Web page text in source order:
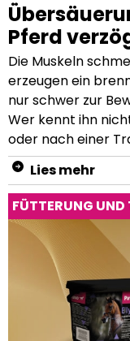
Pferd
Die Muskeln schmerzen, verschiedene Muskelpartien erzeugen ein brennendes Gefühl und man kann sich nur schwer zur Bewegung motivieren – Muskelkater. Wer kennt ihn nicht? Nach einem intensiven Training oder nach einer Trainingspause tritt er auch bei Sportlern immer wieder auf. Muskelkater kommt natürlich nicht nur beim Menschen vor, sondern auch bei Pferden kann es zu einer Übersäuerung der Muskulatur kommen. Woher kommt die Übersäuerung? Wie kann die Muskelübersäuerung hinausgezögert werden? Und kann Spezialfutter die Muskeln des Pferdes unterstützen? Ein Pferd ist ein ausgezeichneter Athlet. Von Natur aus ist es ein Fluchttier und daher in der Lage schnell zu reagieren und sich in Bewegung zu setzen. Bei dieser Reaktion müssen die Muskeln blitzschnell viel Energie freisetzen. Diese Energie, welche die Muskeln zur Bewegung benötigen, kann auf 3 verschiedene Arten geliefert werden: Durch vollständige Verbrennung von Kohlenhydraten und Fetten (aerob). Durch Spaltung von Adenosintriphosphat (ATP) und Kreatinphosphat. Durch unvollständigen Abbau von Glukose, wodurch Milchsäure (Laktat) entsteht (anaerobe Glykolyse). Eine Übersäuerung entsteht, wenn zu viele, im Körper sauer wirkende Stoffe entstehen und die körpereigenen Puffersysteme überlasten. Hierdurch können die sauren Stoffwechselprodukte nicht adäquat neutralisiert und ausgeschieden werden. Dies ist kann auch bei der anaeroben Glykolyse der Fall sein, sollte dieser Prozess der Energiegewinnung zu stark ausgereizt werden: Bei entsprechend hoher und intensiver Belastung werden die Muskelzellen nicht mehr ausreichend mit Sauerstoff versorgt. Der Körper stellt auf die anaerobe Energiegewinnung um. Dabei fällt als Stoffwechselprodukt Milchsäure, das sogenannte Laktat, und freie Protonen (positiv geladene Wasserstoffionen) an. Die Protonen behindern die Aufnahme von Calcium, das notwendig ist, um aus ATP Energie zu gewinnen. Der Säure-Basenhaushalt gerät aus der Balance und der Säuregehalt im Blut steigt. Bei einer Übersäuerung, der sogenannten Azidose, ist der Säure-Basen-Haushalt des Körpers so gestört, dass der pH-Wert im arteriellen Blut unter 7,36 sinkt, also saurer wird. Die Übersäuerung entsteht aber nicht nur durch die direkte Milchsäureproduktion bei der anaeroben Glykolyse, sondern auch durch kleinste Muskelfaserrisse: die Überanstrengung der Muskulatur verursacht eine Zellzerstörung, welche ebenfalls zu einem Milchsäureanstieg führt. Durch die zunehmende Übersäuerung (Azidose) entstehen Muskelschmerzen, die Muskelkontraktion wird gestört und die Leistung somit eingeschränkt. Oft tritt der Muskelschmerz erst nach ein paar Stunden oder sogar am nächsten Tag auf. Ein Muskelkater tritt häufiger bei nicht trainierter Muskulatur und bei starker Überbelastung auf. Um eine Übersäuerung der Muskeln zu vermeiden, muss zwischen Laktatbildung und -abbau die Balance gewahrt werden. Das erfordert das Auffinden der individuellen anaeroben Grenze deines Pferdes, welche durch einen guten Trainingsplan gesund erweitert werden kann. Aber bedenke: jedes Pferd hat auch mit dem besten Training irgendwann seine Leistungsgrenze erreicht. Diese gilt es zu respektieren, um ein Pferd dauerhaft gesund erhalten zu können. Puffer gegen Übersäuerung der Muskeln Muskeln übersäuern aufgrund eines Überschusses an
Lies mehr
FÜTTERUNG